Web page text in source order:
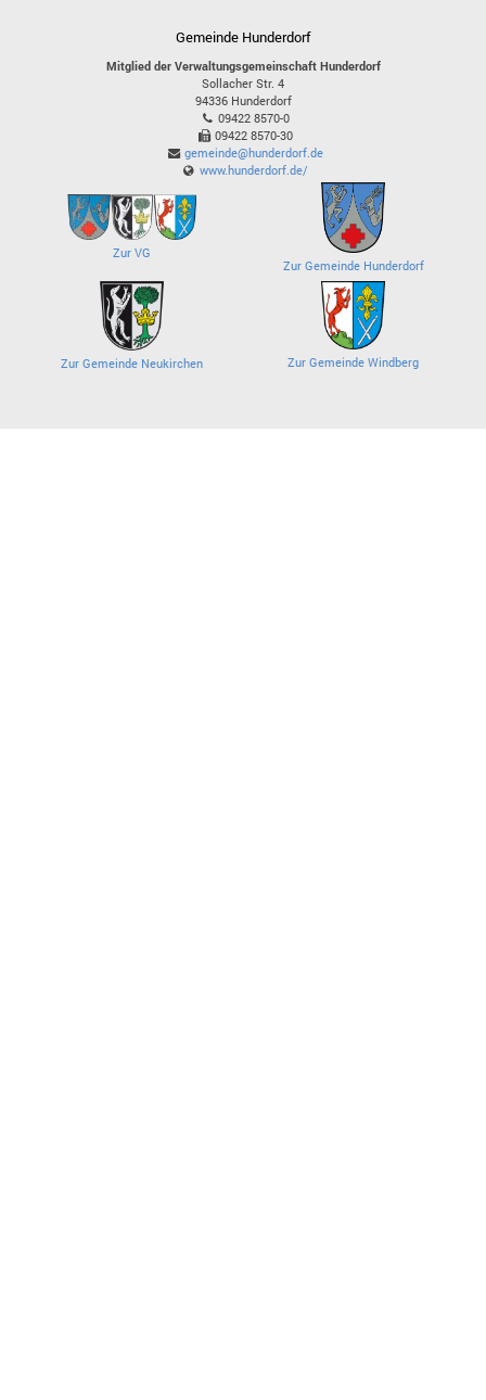
Gemeinde Hunderdorf
Mitglied der Verwaltungsgemeinschaft Hunderdorf
Sollacher Str. 4
94336 Hunderdorf
09422 8570-0
09422 8570-30
gemeinde@hunderdorf.de
www.hunderdorf.de/
Zur VG
Zur Gemeinde Hunderdorf
Zur Gemeinde Neukirchen Zur Gemeinde Windberg